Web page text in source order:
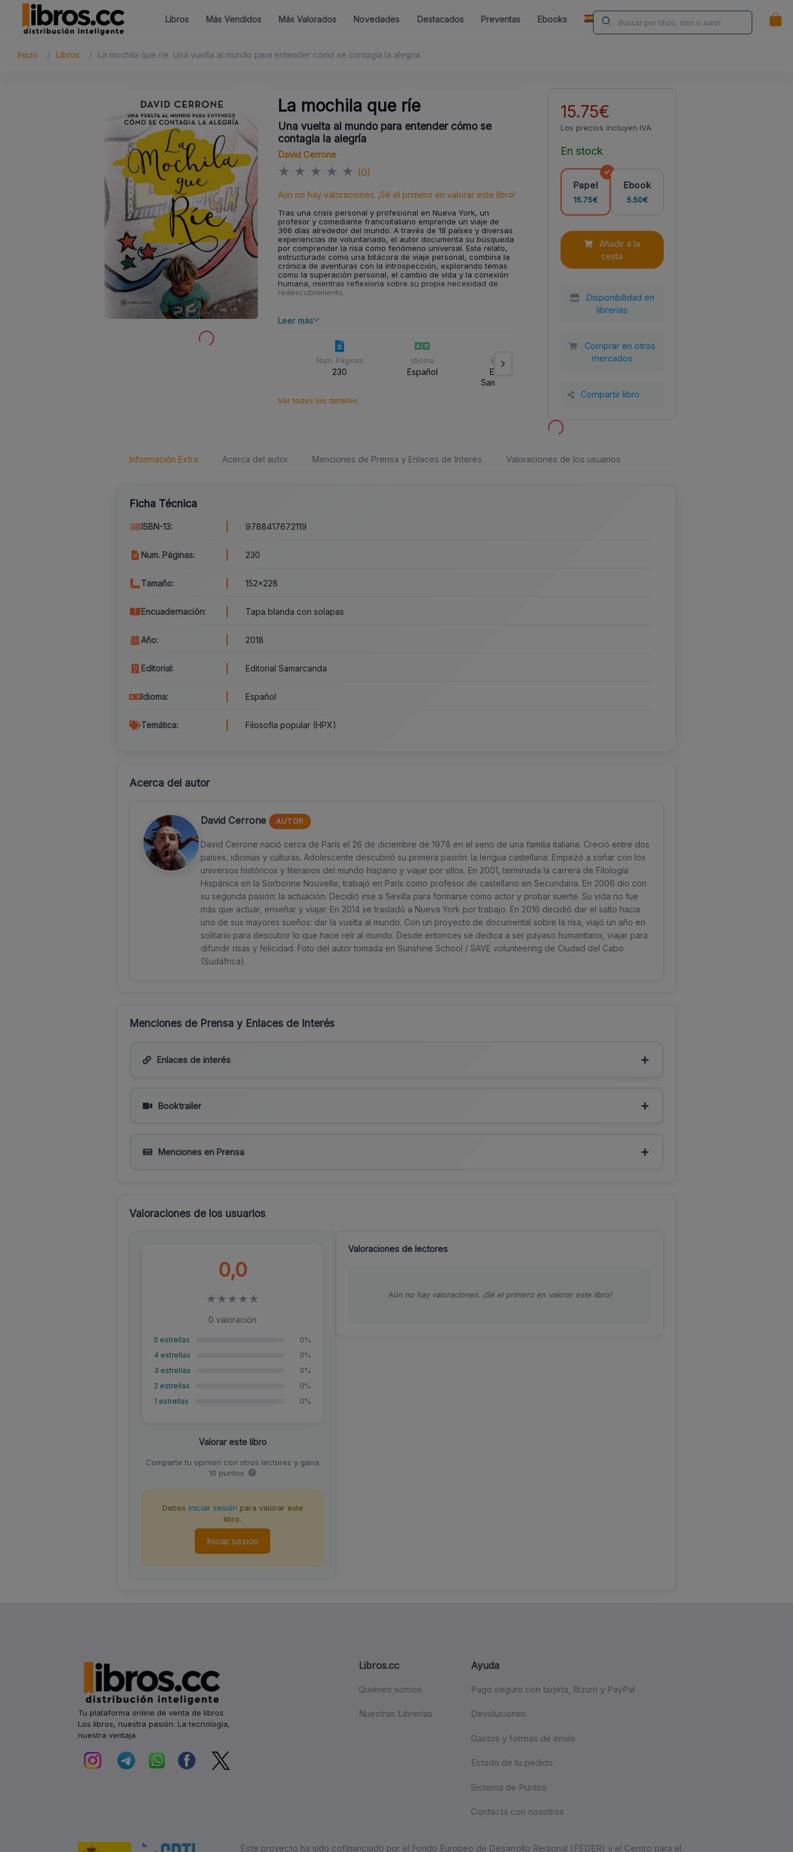
Libros Más Vendidos Más Valorados Novedades Destacados Preventas Ebooks Librerías Contacta ¿Eres Autor/a?
ES
Inicio Libros La mochila que ríe: Una vuelta al mundo para entender cómo se contagia la alegría
La mochila que ríe
Una vuelta al mundo para entender cómo se
contagia la alegría
David Cerrone
★ ★ ★ ★ ★ (0)
Aún no hay valoraciones. ¡Sé el primero en valorar este libro!
Tras una crisis personal y profesional en Nueva York, un
profesor y comediante francoitaliano emprende un viaje de
366 días alrededor del mundo. A través de 18 países y diversas
experiencias de voluntariado, el autor documenta su búsqueda
por comprender la risa como fenómeno universal. Este relato,
estructurado como una bitácora de viaje personal, combina la
crónica de aventuras con la introspección, explorando temas
como la superación personal, el cambio de vida y la conexión
humana, mientras reflexiona sobre su propia necesidad de
redescubrimiento.
Leer más
Num. Páginas
230
Idioma
Español
Editorial
Editorial
Samarcanda
Año
Ver todos los detalles
15.75€
Los precios incluyen IVA
En stock
Papel
15.75€
Ebook
5.50€
cesta
librerías
mercados
Compartir libro
Información Extra Acerca del autor Menciones de Prensa y Enlaces de Interés Valoraciones de los usuarios
Ficha Técnica
ISBN-13: 9788417672119
Num. Páginas: 230
Tamaño: 152x228
Encuadernación: Tapa blanda con solapas
Año: 2018
Editorial: Editorial Samarcanda
Idioma: Español
Temática: Filosofía popular (HPX)
Acerca del autor
David Cerrone AUTOR
David Cerrone nació cerca de París el 26 de diciembre de 1978 en el seno de una familia italiana. Creció entre dos
países, idiomas y culturas. Adolescente descubrió su primera pasión: la lengua castellana. Empezó a soñar con los
universos históricos y literarios del mundo hispano y viajar por ellos. En 2001, terminada la carrera de Filología
Hispánica en la Sorbonne Nouvelle, trabajó en París como profesor de castellano en Secundaria. En 2006 dio con
su segunda pasión: la actuación. Decidió irse a Sevilla para formarse como actor y probar suerte. Su vida no fue
más que actuar, enseñar y viajar. En 2014 se trasladó a Nueva York por trabajo. En 2016 decidió dar el salto hacia
uno de sus mayores sueños: dar la vuelta al mundo. Con un proyecto de documental sobre la risa, viajó un año en
solitario para descubrir lo que hace reír al mundo. Desde entonces se dedica a ser payaso humanitario, viajar para
difundir risas y felicidad. Foto del autor tomada en Sunshine School / SAVE volunteering de Ciudad del Cabo
(Sudáfrica).
Menciones de Prensa y Enlaces de Interés
Enlaces de interés
Booktrailer
Menciones en Prensa
Valoraciones de los usuarios
0,0
★★★★★
0 valoración
5 estrellas
0%
4 estrellas
0%
3 estrellas
0%
2 estrellas
0%
1 estrellas
0%
Valorar este libro
Comparte tu opinión con otros lectores y gana
10 puntos
Debes iniciar sesión para valorar este
libro.
Iniciar sesión
Valoraciones de lectores
Aún no hay valoraciones. ¡Sé el primero en valorar este libro!
Tu plataforma online de venta de libros
Los libros, nuestra pasión. La tecnología,
nuestra ventaja
Libros.cc
Quiénes somos
Nuestras Librerías
Ayuda
Pago seguro con tarjeta, Bizum y PayPal
Devoluciones
Gastos y formas de envío
Estado de tu pedido
Sistema de Puntos
Contacta con nosotros
Este proyecto ha sido cofinanciado por el Fondo Europeo de Desarrollo Regional (FEDER) y el Centro para el